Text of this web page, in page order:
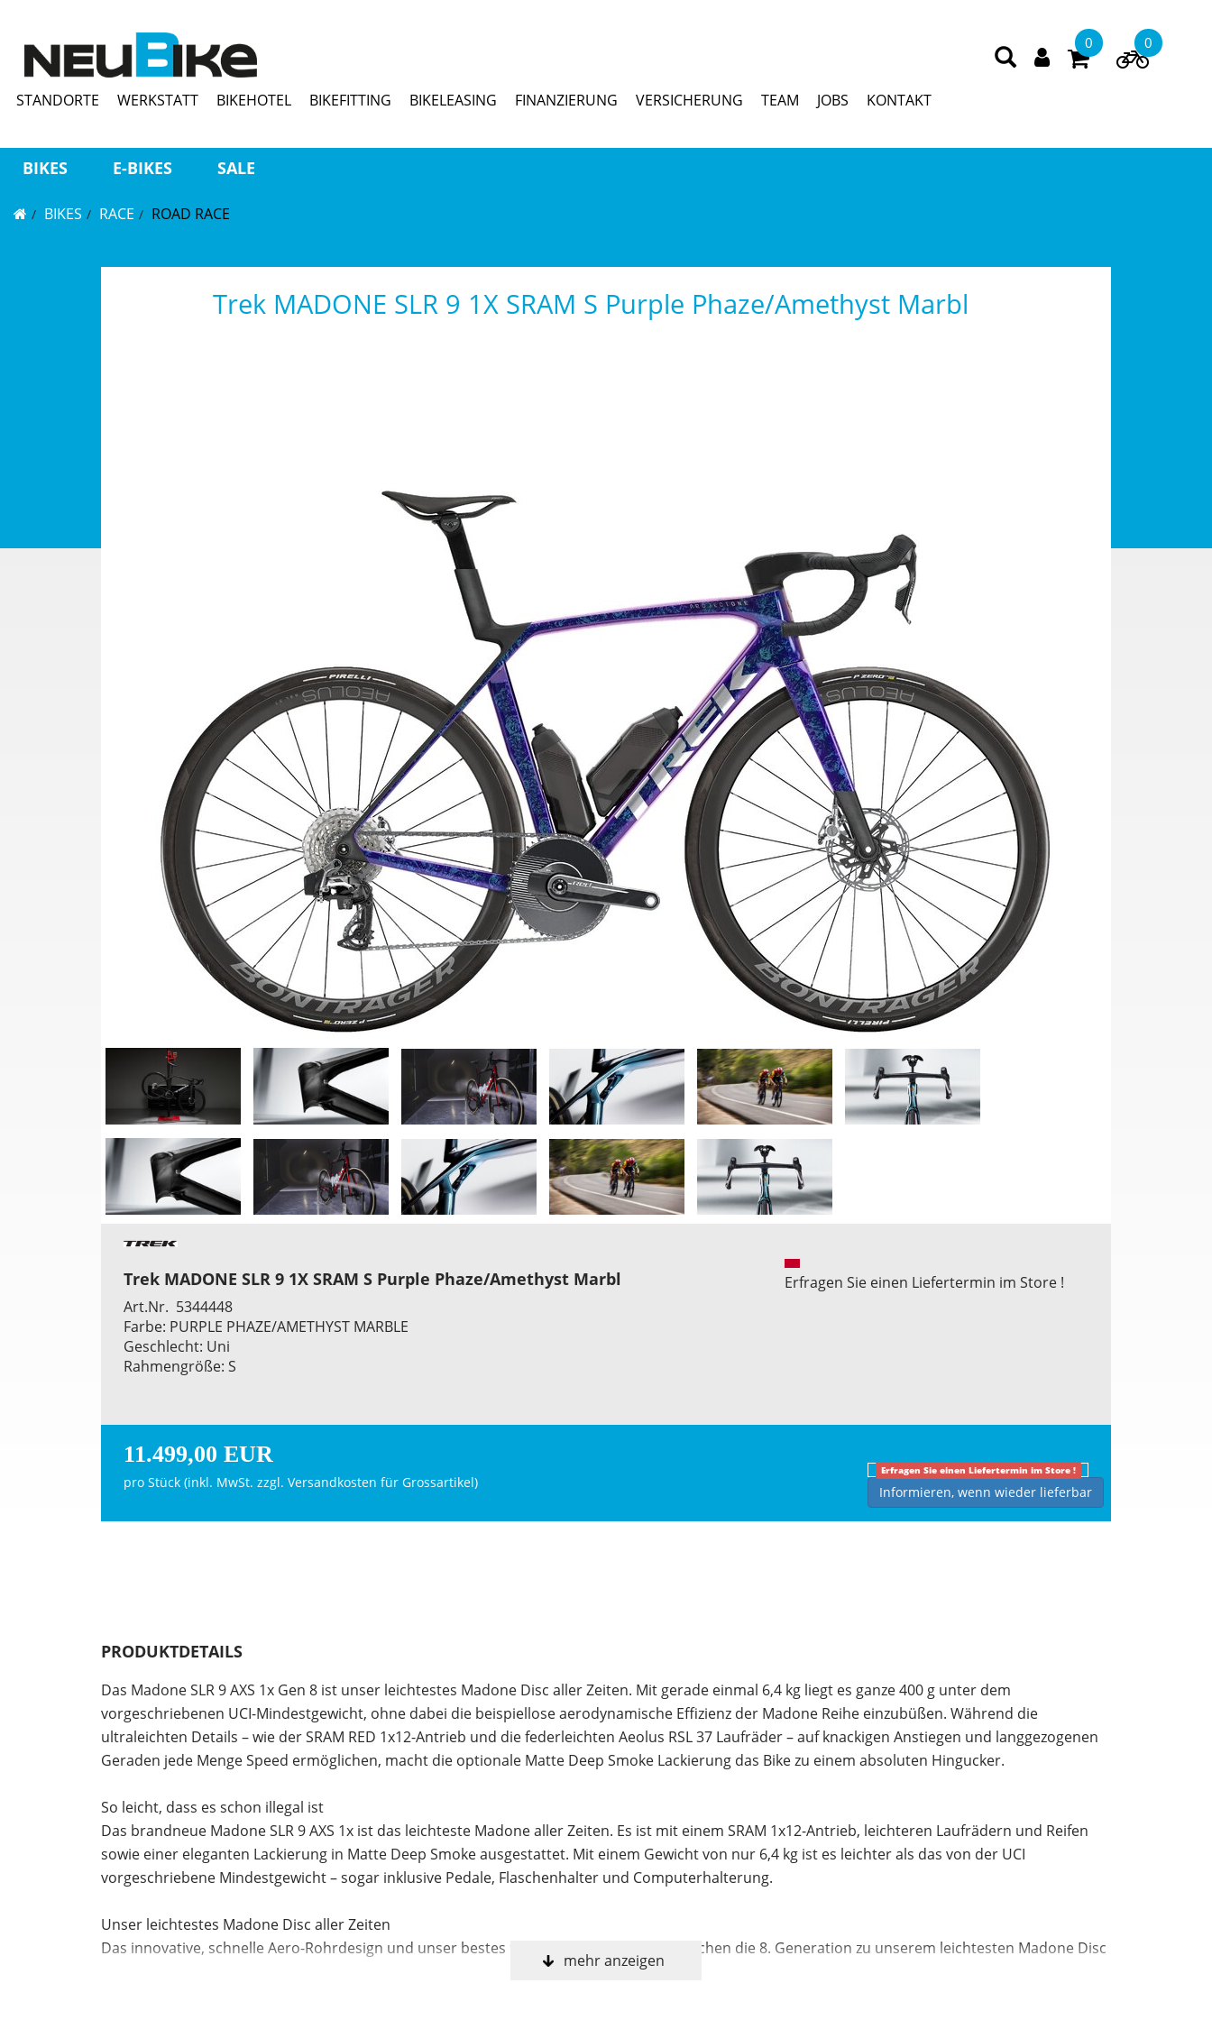
0 0
STANDORTE WERKSTATT BIKEHOTEL BIKEFITTING BIKELEASING FINANZIERUNG VERSICHERUNG TEAM JOBS KONTAKT
BIKES E-BIKES SALE
BIKES RACE ROAD RACE
Trek MADONE SLR 9 1X SRAM S Purple Phaze/Amethyst Marbl
Trek MADONE SLR 9 1X SRAM S Purple Phaze/Amethyst Marbl
Art.Nr. 5344448
Farbe: PURPLE PHAZE/AMETHYST MARBLE
Geschlecht: Uni
Rahmengröße: S
Erfragen Sie einen Liefertermin im Store !
11.499,00 EUR
pro Stück (inkl. MwSt. zzgl. Versandkosten für Grossartikel)
Erfragen Sie einen Liefertermin im Store !
Informieren, wenn wieder lieferbar
PRODUKTDETAILS
Das Madone SLR 9 AXS 1x Gen 8 ist unser leichtestes Madone Disc aller Zeiten. Mit gerade einmal 6,4 kg liegt es ganze 400 g unter dem
vorgeschriebenen UCI-Mindestgewicht, ohne dabei die beispiellose aerodynamische Effizienz der Madone Reihe einzubüßen. Während die
ultraleichten Details – wie der SRAM RED 1x12-Antrieb und die federleichten Aeolus RSL 37 Laufräder – auf knackigen Anstiegen und langgezogenen
Geraden jede Menge Speed ermöglichen, macht die optionale Matte Deep Smoke Lackierung das Bike zu einem absoluten Hingucker.
So leicht, dass es schon illegal ist
Das brandneue Madone SLR 9 AXS 1x ist das leichteste Madone aller Zeiten. Es ist mit einem SRAM 1x12-Antrieb, leichteren Laufrädern und Reifen
sowie einer eleganten Lackierung in Matte Deep Smoke ausgestattet. Mit einem Gewicht von nur 6,4 kg ist es leichter als das von der UCI
vorgeschriebene Mindestgewicht – sogar inklusive Pedale, Flaschenhalter und Computerhalterung.
Unser leichtestes Madone Disc aller Zeiten
Das innovative, schnelle Aero-Rohrdesign und unser bestes 900 Series OCLV Carbon machen die 8. Generation zu unserem leichtesten Madone Disc
Rahmenset aller Zeiten und so leicht wie das Émonda Rahmenset.
mehr anzeigen